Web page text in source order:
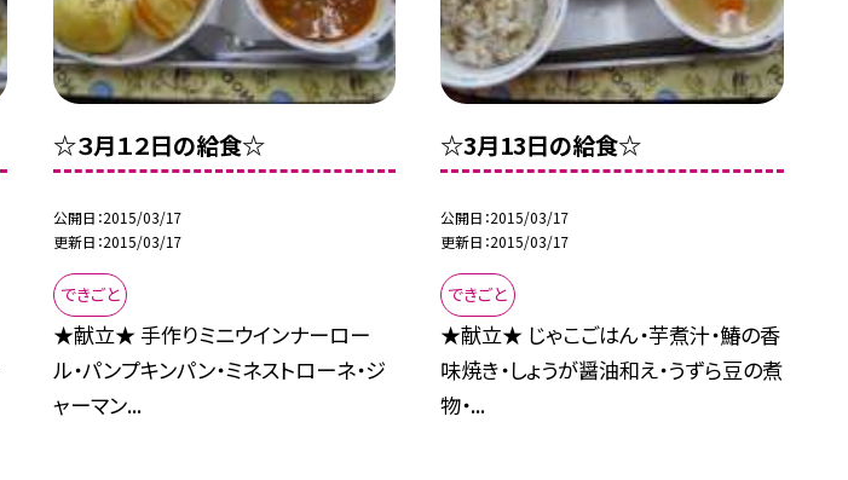
☆３月１２日の給食☆
公開日 2015/03/17
更新日 2015/03/17
できごと
★献立★ 手作りミニウインナーロー
ル・パンプキンパン・ミネストローネ・ジ
ャーマン...
☆3月13日の給食☆
公開日 2015/03/17
更新日 2015/03/17
できごと
★献立★ じゃこごはん・芋煮汁・鰆の香
味焼き・しょうが醤油和え・うずら豆の煮
物・...